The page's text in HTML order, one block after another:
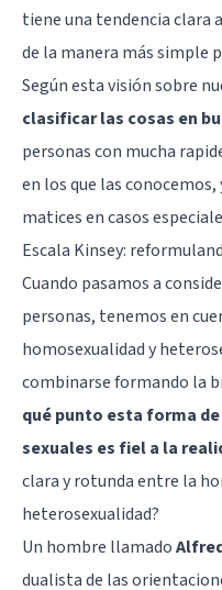
tiene una tendencia clara
de la manera más simple
Según esta visión sobre
clasificar las cosas en
personas con mucha
en los que las
matices en casos
Escala Kinsey:
Cuando pasamos a
personas, tenemos en
homosexualidady
combinarse formando la
qué punto esta forma
sexuales es fiel a la
clara y rotunda entre la
heterosexualidad?
Un hombre llamado
dualista de las